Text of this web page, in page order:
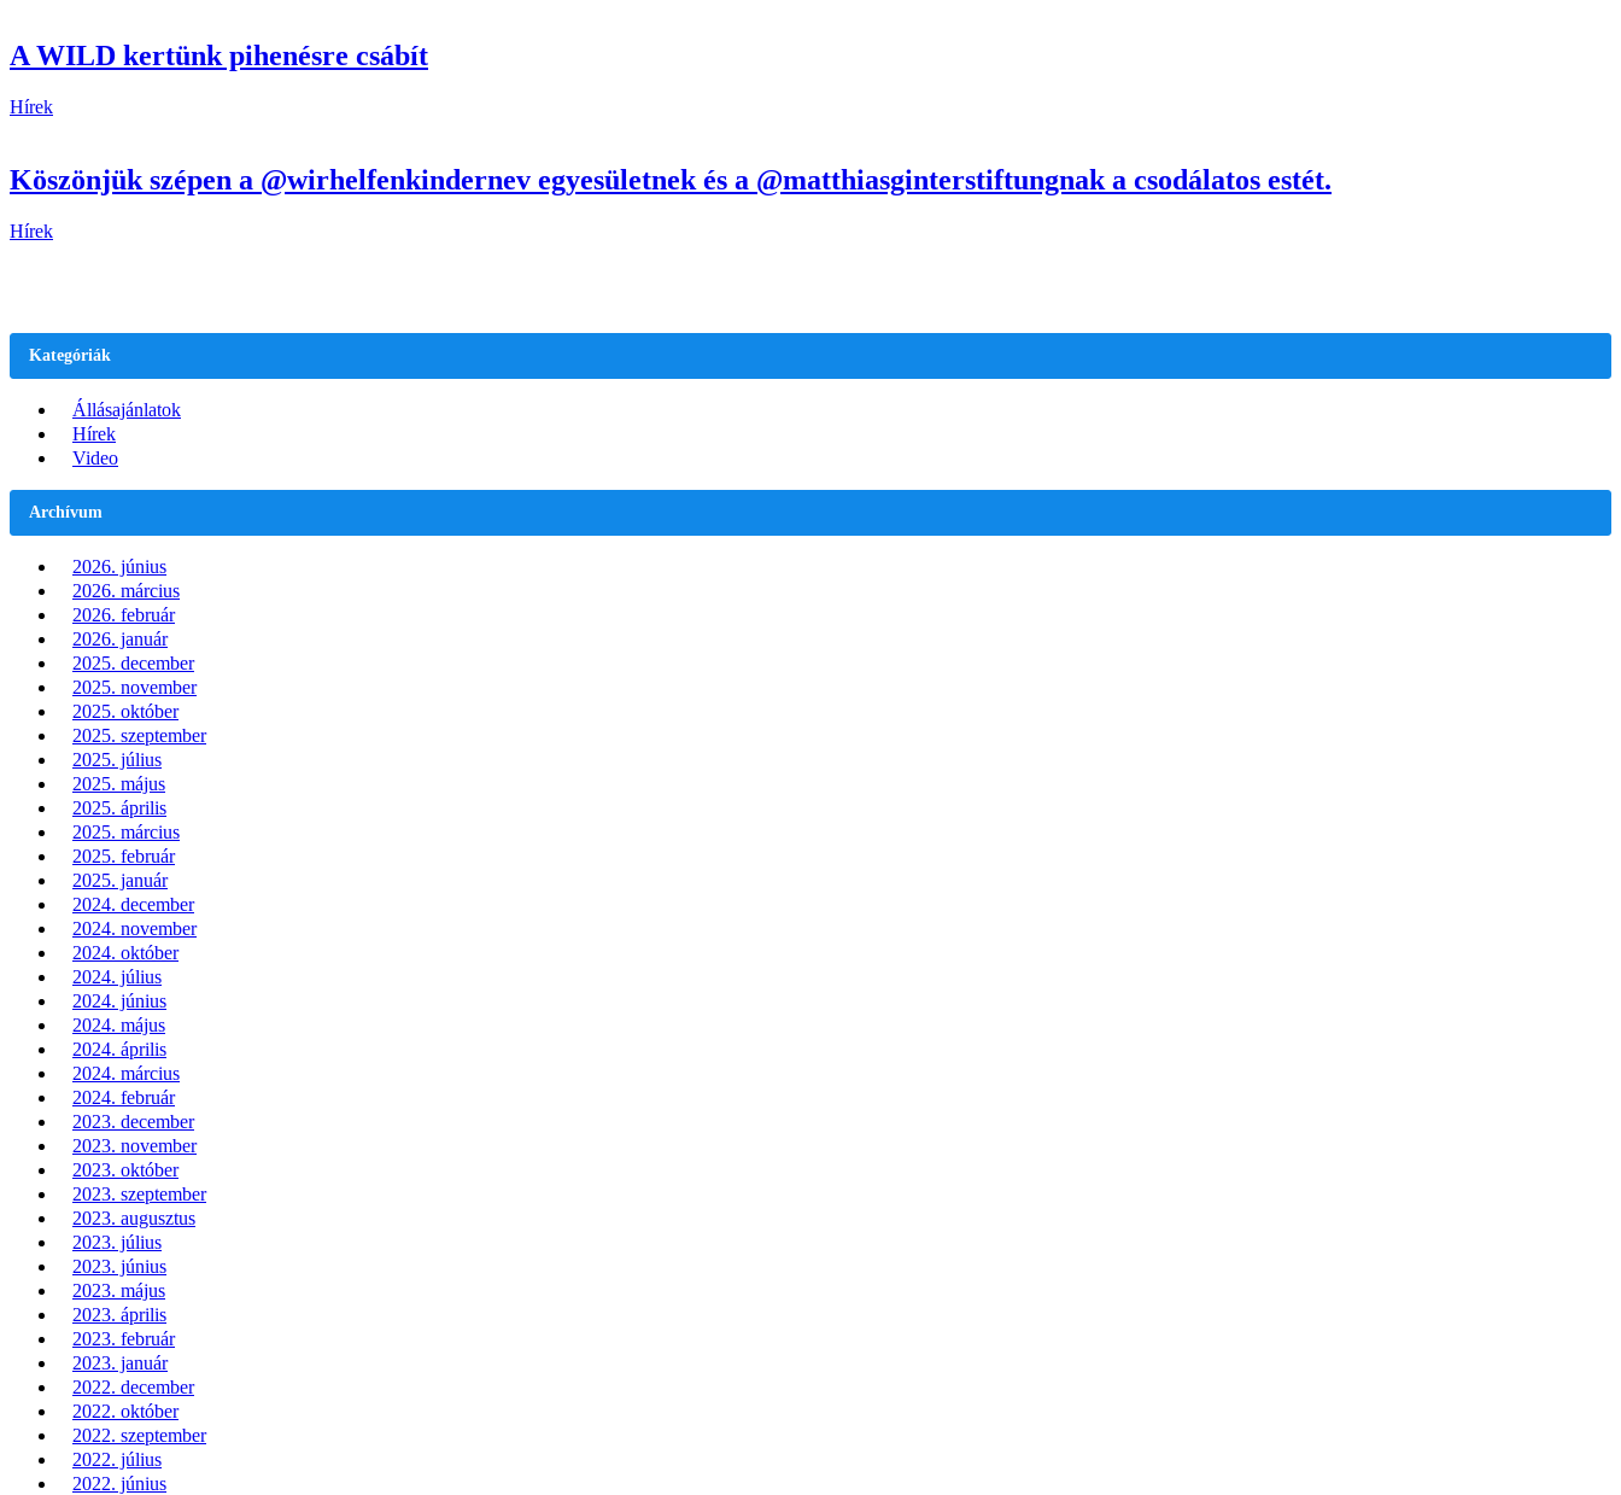
A WILD kertünk pihenésre csábít
Hírek
Köszönjük szépen a @wirhelfenkindernev egyesületnek és a @matthiasginterstiftungnak a csodálatos estét.
Hírek
Kategóriák
Állásajánlatok
Hírek
Video
Archívum
2026. június
2026. március
2026. február
2026. január
2025. december
2025. november
2025. október
2025. szeptember
2025. július
2025. május
2025. április
2025. március
2025. február
2025. január
2024. december
2024. november
2024. október
2024. július
2024. június
2024. május
2024. április
2024. március
2024. február
2023. december
2023. november
2023. október
2023. szeptember
2023. augusztus
2023. július
2023. június
2023. május
2023. április
2023. február
2023. január
2022. december
2022. október
2022. szeptember
2022. július
2022. június